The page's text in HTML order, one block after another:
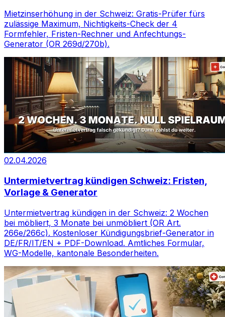
Mietzinserhöhung in der Schweiz: Gratis-Prüfer fürs
zulässige Maximum, Nichtigkeits-Check der 4
Formfehler, Fristen-Rechner und Anfechtungs-
Generator (OR 269d/270b).
02.04.2026
Untermietvertrag kündigen Schweiz: Fristen,
Vorlage & Generator
Untermietvertrag kündigen in der Schweiz: 2 Wochen
bei möbliert, 3 Monate bei unmöbliert (OR Art.
266e/266c). Kostenloser Kündigungsbrief-Generator in
DE/FR/IT/EN + PDF-Download. Amtliches Formular,
WG-Modelle, kantonale Besonderheiten.